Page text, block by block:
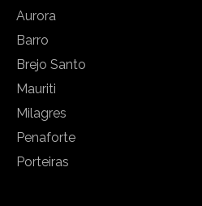
Aurora
Barro
Brejo Santo
Mauriti
Milagres
Penaforte
Porteiras